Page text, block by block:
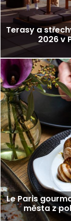
Terasy a
2026 v
Le Paris
města z